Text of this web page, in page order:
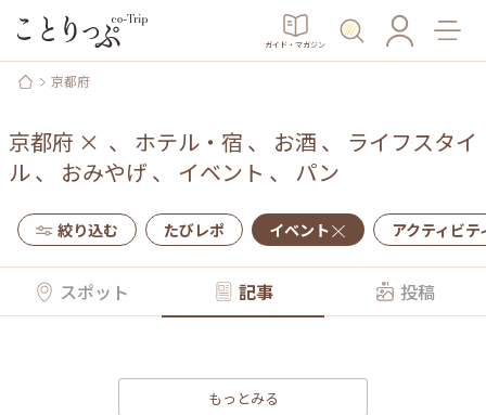
ガイド・マガジン
京都府
京都府 × 、 ホテル・宿 、 お酒 、 ライフスタイ
ル、 おみやげ 、 イベント 、 パン
絞り込む たびレポ イベント アクティビテ
スポット 記事 投稿
もっとみる